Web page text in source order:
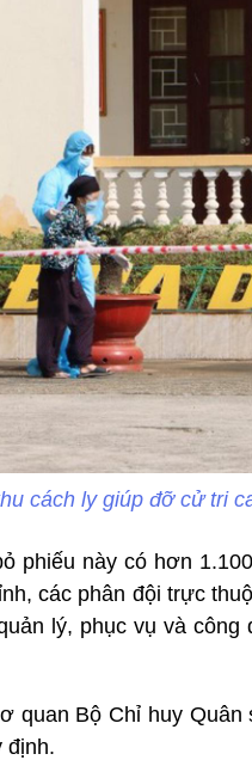
cách ly giúp đỡ cử tri
phiếu này có hơn
các phân đội trực
lý, phục vụ và
quan Bộ Chỉ huy
định.